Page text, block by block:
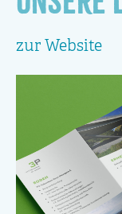
zur Website